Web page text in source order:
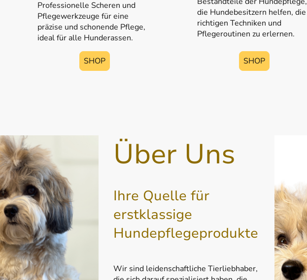
Professionelle Scheren und
Pflegewerkzeuge für eine
präzise und schonende Pflege,
ideal für alle Hunderassen.
SHOP
die Hundebesitzern helfen, die
richtigen Techniken und
Pflegeroutinen zu erlernen.
SHOP
Über Uns
Ihre Quelle für
erstklassige
Hundepflegeprodukte
Wir sind leidenschaftliche Tierliebhaber,